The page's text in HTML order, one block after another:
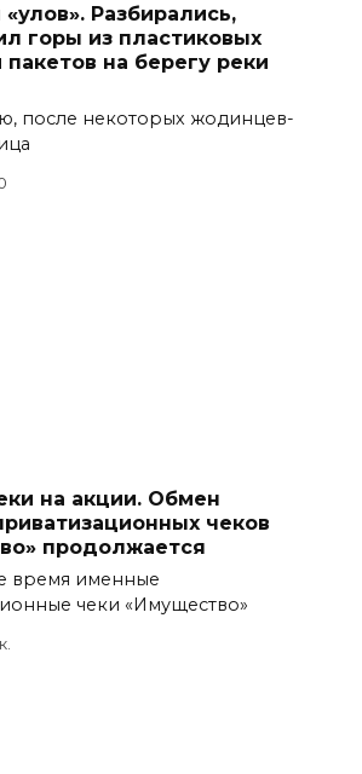
Разбирались,
горы из пластиковых
на берегу реки
после некоторых жодинцев-
на акции. Обмен
чеков
продолжается
время именные
чеки «Имущество»